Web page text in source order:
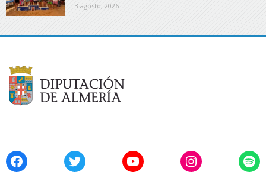
3 agosto, 2026
FacebookTwitter YouTubeInstagram